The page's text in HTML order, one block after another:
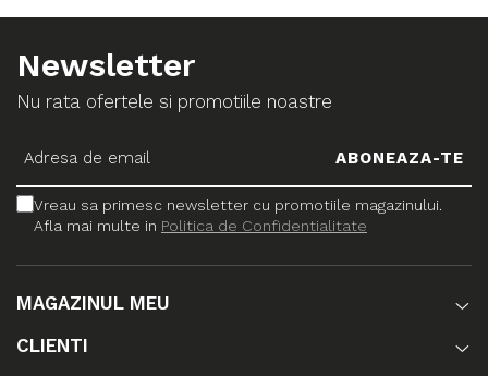
Newsletter
Nu rata ofertele si promotiile noastre
Vreau sa primesc newsletter cu promotiile magazinului.
Afla mai multe in Politica de Confidentialitate
MAGAZINUL MEU
CLIENTI